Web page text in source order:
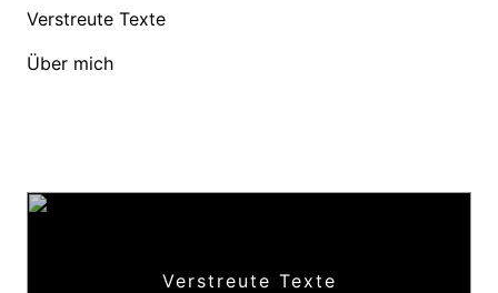
Verstreute Texte
Über mich
Verstreute Texte